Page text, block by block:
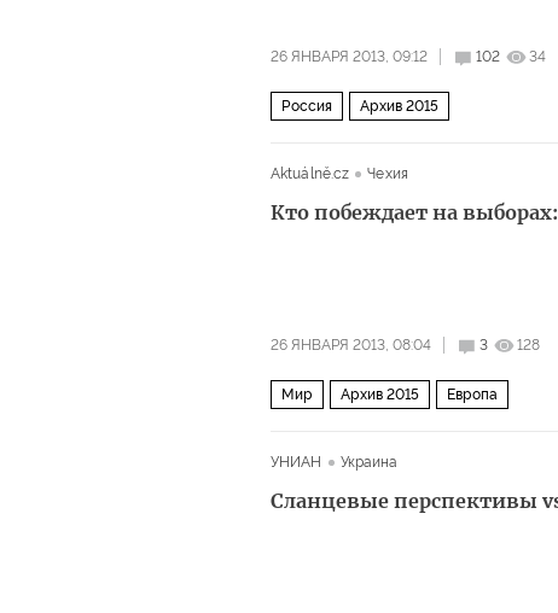
26 ЯНВАРЯ 2013, 09:12 102 34
Россия Архив 2015
Aktuálně.cz Чехия
Кто побеждает на
26 ЯНВАРЯ 2013, 08:04 3 128
Мир Архив 2015 Европа
УНИАН Украина
Сланцевые перспективы